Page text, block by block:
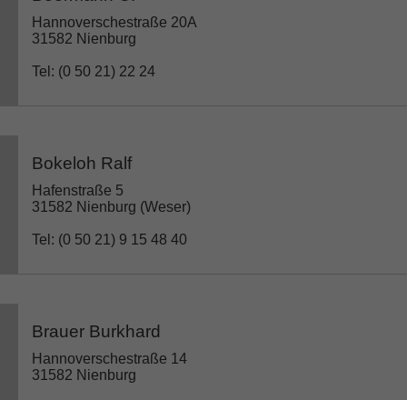
Hannoverschestraße 20A
31582 Nienburg
Tel: (0 50 21) 22 24
Bokeloh Ralf
Hafenstraße 5
31582 Nienburg (Weser)
Tel: (0 50 21) 9 15 48 40
Brauer Burkhard
Hannoverschestraße 14
31582 Nienburg